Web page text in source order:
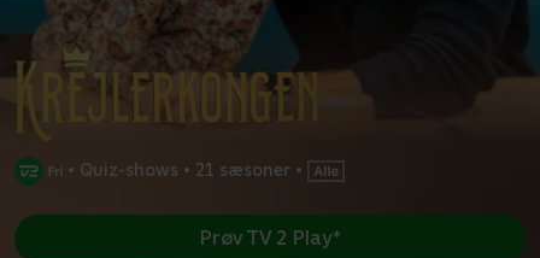
• Quiz-shows • 21 sæsoner •
Prøv TV 2 Play*